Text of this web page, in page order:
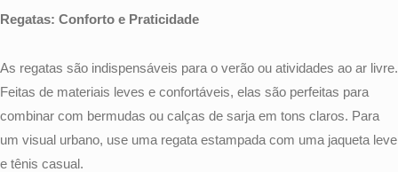
Regatas: Conforto e Praticidade
As regatas são indispensáveis para o verão ou atividades ao ar livre.
Feitas de materiais leves e confortáveis, elas são perfeitas para
combinar com bermudas ou calças de sarja em tons claros. Para
um visual urbano, use uma regata estampada com uma jaqueta leve
e tênis casual.